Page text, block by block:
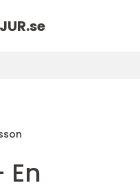
se